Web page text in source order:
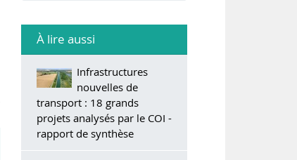
À lire aussi
Infrastructures
nouvelles de
transport : 18 grands
projets analysés par le COI -
rapport de synthèse